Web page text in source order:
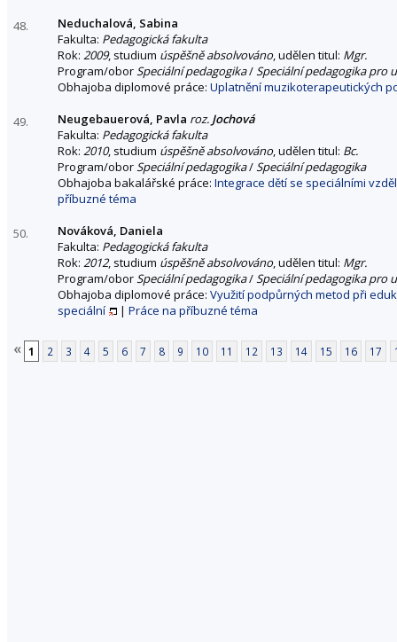
48.
Neduchalová, Sabina
Fakulta: Pedagogická fakulta
Rok: 2009, studium úspěšně absolvováno, udělen titul: Mgr.
Program/oborSpeciální pedagogika/Speciální pedagogika pro
Obhajoba diplomové práce: Uplatnění muzikoterapeutických
49. Neugebauerová, Pavla roz. Jochová
Fakulta: Pedagogická fakulta
Rok: 2010, studium úspěšně absolvováno, udělen titul: Bc.
Program/oborSpeciální pedagogika/Speciální pedagogika
Obhajoba bakalářské práce: Integrace dětí se speciálními
příbuzné téma
50.
Nováková, Daniela
Fakulta: Pedagogická fakulta
Rok: 2012, studium úspěšně absolvováno, udělen titul: Mgr.
Program/oborSpeciální pedagogika/Speciální pedagogika pro
Obhajoba diplomové práce: Využití podpůrných metod při
speciální
| Práce na příbuzné téma
« 1 2 3 4 5 6 7 8 9 10 11 12 13 14 15 16 17